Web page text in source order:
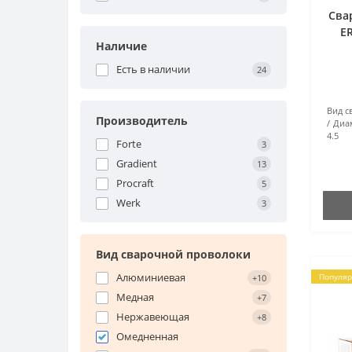
Наличие
Есть в наличии 24
Производитель
Forte 3
Gradient 13
Procraft 5
Werk 3
Вид сварочной проволоки
Алюминиевая +10
Медная +7
Нержавеющая +8
Омедненная
Вид
4.5